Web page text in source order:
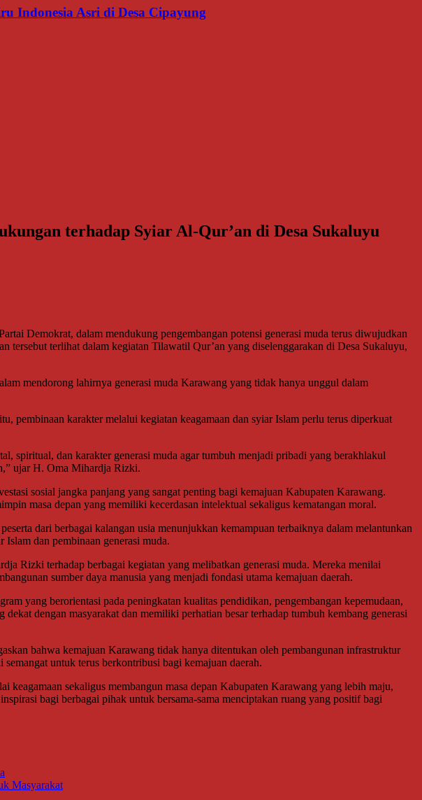
Indonesia Asri di Desa Cipayung
terhadap Syiar Al-Qur’an di Desa Sukaluyu
Demokrat, dalam mendukung pengembangan potensi generasi muda terus diwujudkan
tersebut terlihat dalam kegiatan Tilawatil Qur’an yang diselenggarakan di Desa Sukaluyu,
mendorong lahirnya generasi muda Karawang yang tidak hanya unggul dalam
pembinaan karakter melalui kegiatan keagamaan dan syiar Islam perlu terus diperkuat
spiritual, dan karakter generasi muda agar tumbuh menjadi pribadi yang berakhlakul
ujar H. Oma Mihardja Rizki.
sosial jangka panjang yang sangat penting bagi kemajuan Kabupaten Karawang.
masa depan yang memiliki kecerdasan intelektual sekaligus kematangan moral.
dari berbagai kalangan usia menunjukkan kemampuan terbaiknya dalam melantunkan
dan pembinaan generasi muda.
Rizki terhadap berbagai kegiatan yang melibatkan generasi muda. Mereka menilai
sumber daya manusia yang menjadi fondasi utama kemajuan daerah.
yang berorientasi pada peningkatan kualitas pendidikan, pengembangan kepemudaan,
dengan masyarakat dan memiliki perhatian besar terhadap tumbuh kembang generasi
bahwa kemajuan Karawang tidak hanya ditentukan oleh pembangunan infrastruktur
untuk terus berkontribusi bagi kemajuan daerah.
sekaligus membangun masa depan Kabupaten Karawang yang lebih maju,
bagi berbagai pihak untuk bersama-sama menciptakan ruang yang positif bagi
Masyarakat